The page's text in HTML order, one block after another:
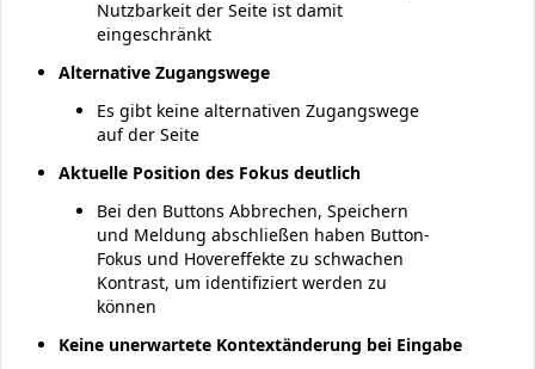
Nutzbarkeit der Seite ist damit
eingeschränkt
Alternative Zugangswege
Es gibt keine alternativen Zugangswege
auf der Seite
Aktuelle Position des Fokus deutlich
Bei den Buttons Abbrechen, Speichern
und Meldung abschließen haben Button-
Fokus und Hovereffekte zu schwachen
Kontrast, um identifiziert werden zu
können
Keine unerwartete Kontextänderung bei Eingabe